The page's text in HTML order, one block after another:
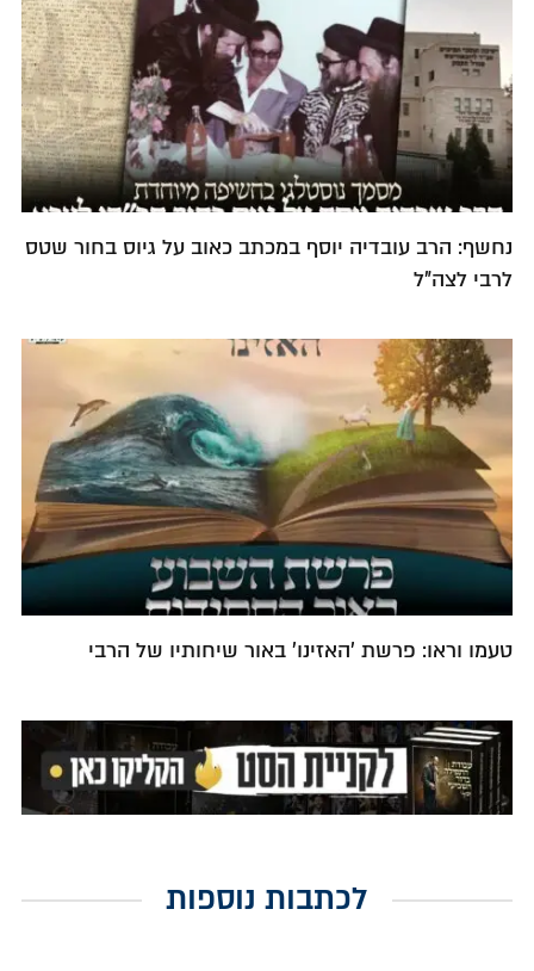
נחשף: הרב עובדיה יוסף במכתב כאוב על גיוס בחור שטס
לרבי לצה"ל
טעמו וראו: פרשת 'האזינו' באור שיחותיו של הרבי
לכתבות נוספות